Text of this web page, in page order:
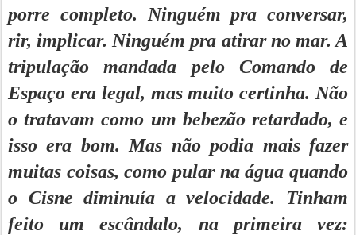
porre completo. Ninguém pra conversar,
rir, implicar. Ninguém pra atirar no mar. A
tripulação mandada pelo Comando de
Espaço era legal, mas muito certinha. Não
o tratavam como um bebezão retardado, e
isso era bom. Mas não podia mais fazer
muitas coisas, como pular na água quando
o Cisne diminuía a velocidade. Tinham
feito um escândalo, na primeira vez: